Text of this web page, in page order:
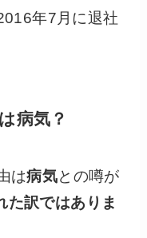
年7月に退社
病気？
は病気との噂が
た訳ではありま